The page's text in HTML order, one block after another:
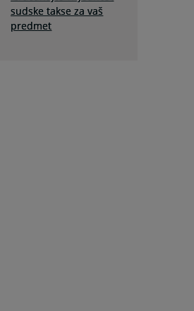
sudske takse za vaš
predmet